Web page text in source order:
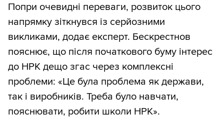
Попри очевидні переваги, розвиток цього
напрямку зіткнувся із серйозними
викликами, додає експерт. Бескрестнов
пояснює, що після початкового буму інтерес
до НРК дещо згас через комплексні
проблеми: «Це була проблема як держави,
так і виробників. Треба було навчати,
пояснювати, робити школи НРК».